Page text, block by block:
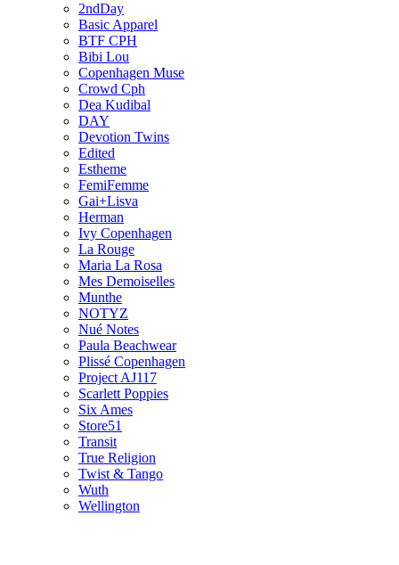
2ndDay
Basic Apparel
BTF CPH
Bibi Lou
Copenhagen Muse
Crowd Cph
Dea Kudibal
DAY
Devotion Twins
Edited
Estheme
FemiFemme
Gai+Lisva
Herman
Ivy Copenhagen
La Rouge
Maria La Rosa
Mes Demoiselles
Munthe
NOTYZ
Nué Notes
Paula Beachwear
Plissé Copenhagen
Project AJ117
Scarlett Poppies
Six Ames
Store51
Transit
True Religion
Twist & Tango
Wuth
Wellington